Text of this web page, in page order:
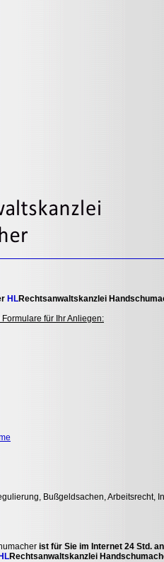
HLRechtsanwaltskanzlei H
für Ihr Anliegen:
Bußgeldsachen,
ist für Sie im Internet 24 Std.
HLRechtsanwaltskanzlei H